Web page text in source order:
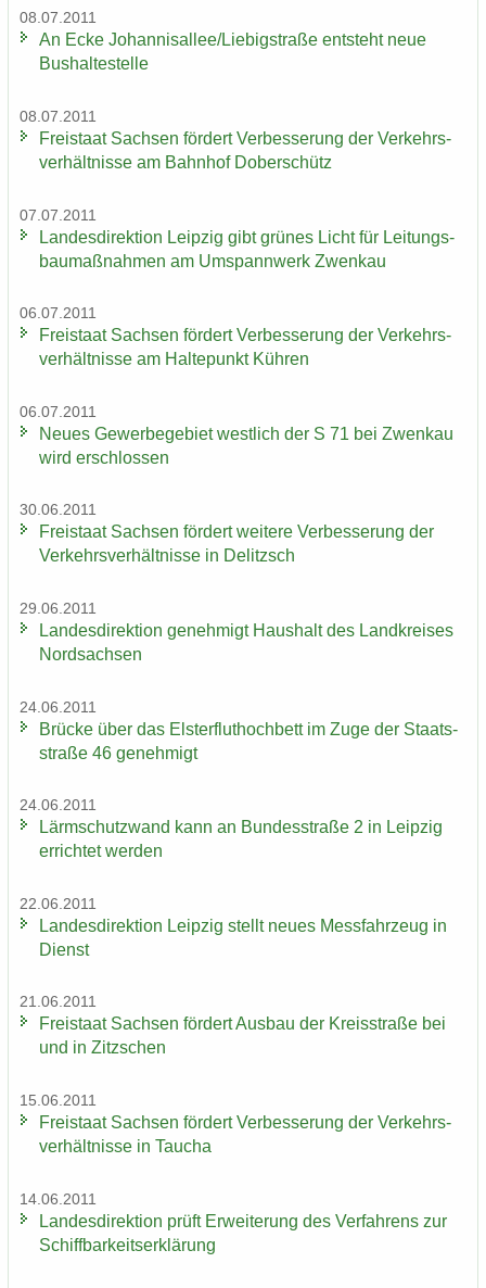
08.07.2011
An Ecke Jo­han­ni­s­al­lee/Lie­big­stra­ße ent­steht neue
Bus­hal­te­stel­le
08.07.2011
Frei­staat Sach­sen för­dert Ver­bes­se­rung der Ver­kehrs­
ver­hält­nis­se am Bahn­hof Do­ber­schütz
07.07.2011
Lan­des­di­rek­ti­on Leip­zig gibt grü­nes Licht für Lei­tungs­
bau­maß­nah­men am Um­spann­werk Zwenkau
06.07.2011
Frei­staat Sach­sen för­dert Ver­bes­se­rung der Ver­kehrs­
ver­hält­nis­se am Hal­te­punkt Küh­ren
06.07.2011
Neues Ge­wer­be­ge­biet west­lich der S 71 bei Zwenkau
wird er­schlos­sen
30.06.2011
Frei­staat Sach­sen för­dert wei­te­re Ver­bes­se­rung der
Ver­kehrs­ver­hält­nis­se in De­litzsch
29.06.2011
Lan­des­di­rek­ti­on ge­neh­migt Haus­halt des Land­krei­ses
Nord­sach­sen
24.06.2011
Brü­cke über das Els­ter­flut­hoch­bett im Zuge der Staats­
stra­ße 46 ge­neh­migt
24.06.2011
Lärm­schutz­wand kann an Bun­des­stra­ße 2 in Leip­zig
er­rich­tet wer­den
22.06.2011
Lan­des­di­rek­ti­on Leip­zig stellt neues Mess­fahr­zeug in
Dienst
21.06.2011
Frei­staat Sach­sen för­dert Aus­bau der Kreis­stra­ße bei
und in Zitz­schen
15.06.2011
Frei­staat Sach­sen för­dert Ver­bes­se­rung der Ver­kehrs­
ver­hält­nis­se in Tau­cha
14.06.2011
Lan­des­di­rek­ti­on prüft Er­wei­te­rung des Ver­fah­rens zur
Schiff­bar­keits­er­klä­rung